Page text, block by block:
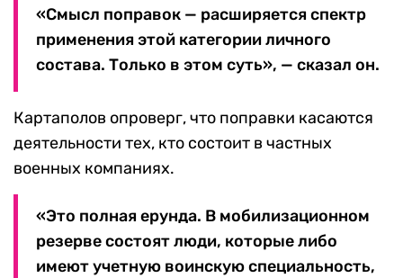
«Смысл поправок — расширяется спектр
применения этой категории личного
состава. Только в этом суть», — сказал он.
Картаполов опроверг, что поправки касаются
деятельности тех, кто состоит в частных
военных компаниях.
«Это полная ерунда. В мобилизационном
резерве состоят люди, которые либо
имеют учетную воинскую специальность,